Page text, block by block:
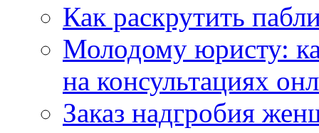
Как раскрутить
Молодому юристу:
на консультациях
Заказ надгробия